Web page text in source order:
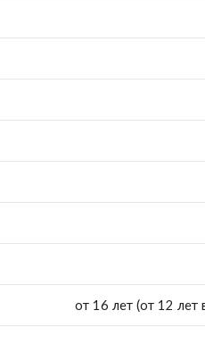
от 16 лет (от 12 лет